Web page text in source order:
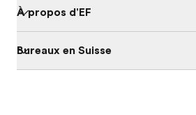
À propos d'EF
Bureaux en Suisse